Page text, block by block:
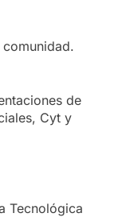
de
Cyt y
Tecnológica